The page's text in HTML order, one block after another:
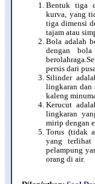
Bentuk tiga
kurva, yang
tiga dimensi
tajam atau
Bola adalah
dengan
persis dari
Silinder
lingkaran dan
kaleng
Kerucut
lingkaran
mirip dengan
Torus (tidak
yang
pelampung
orang di air.